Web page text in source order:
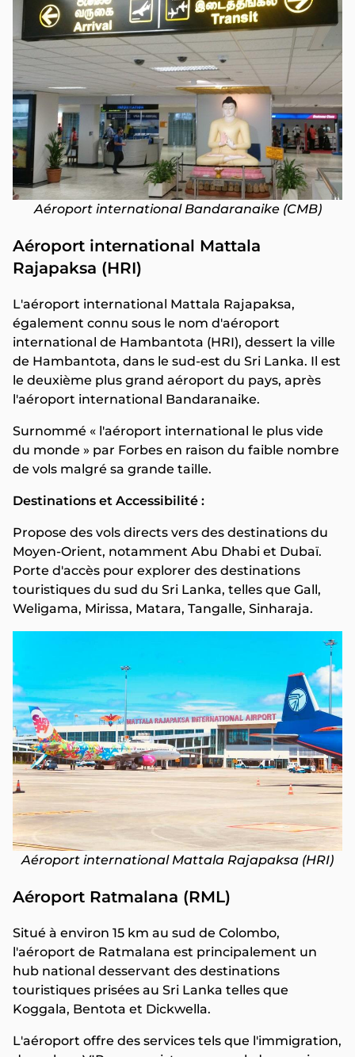
Aéroport international Bandaranaike (CMB)
Aéroport international Mattala
Rajapaksa (HRI)
L'aéroport international Mattala Rajapaksa,
également connu sous le nom d'aéroport
international de Hambantota (HRI), dessert la ville
de Hambantota, dans le sud-est du Sri Lanka. Il est
le deuxième plus grand aéroport du pays, après
l'aéroport international Bandaranaike.
Surnommé « l'aéroport international le plus vide
du monde » par Forbes en raison du faible nombre
de vols malgré sa grande taille.
Destinations et Accessibilité :
Propose des vols directs vers des destinations du
Moyen-Orient, notamment Abu Dhabi et Dubaï.
Porte d'accès pour explorer des destinations
touristiques du sud du Sri Lanka, telles que Gall,
Weligama, Mirissa, Matara, Tangalle, Sinharaja.
Aéroport international Mattala Rajapaksa (HRI)
Aéroport Ratmalana (RML)
Situé à environ 15 km au sud de Colombo,
l'aéroport de Ratmalana est principalement un
hub national desservant des destinations
touristiques prisées au Sri Lanka telles que
Koggala, Bentota et Dickwella.
L'aéroport offre des services tels que l'immigration,